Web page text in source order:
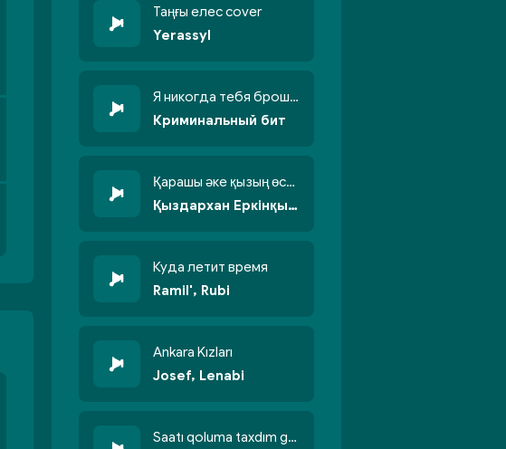
Таңғы елес cover
Yerassyl
Я никогда тебя брошу никогда не кину
Криминальный бит
Қарашы әке қызың өсті бойжеттіп
Қыздархан Еркінқызы
Куда летит время
Ramil', Rubi
Ankara Kızları
Josef, Lenabi
Saatı qoluma taxdım göyün üzünə qalxdım